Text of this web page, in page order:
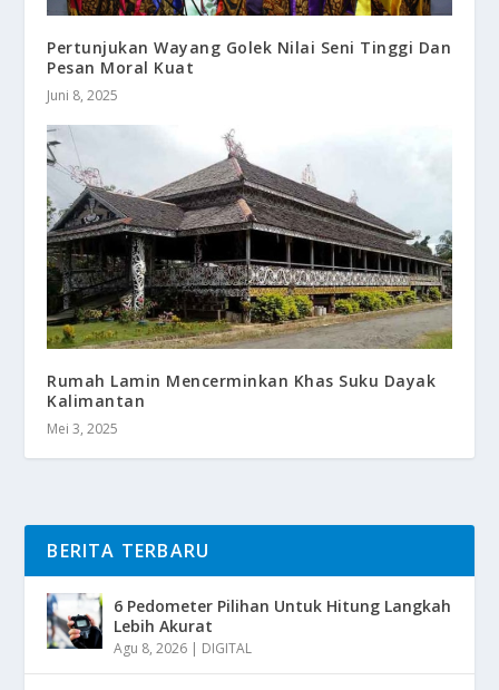
Pertunjukan Wayang Golek Nilai Seni Tinggi Dan
Pesan Moral Kuat
Juni 8, 2025
Rumah Lamin Mencerminkan Khas Suku Dayak
Kalimantan
Mei 3, 2025
BERITA TERBARU
6 Pedometer Pilihan Untuk Hitung Langkah
Lebih Akurat
Agu 8, 2026 | DIGITAL